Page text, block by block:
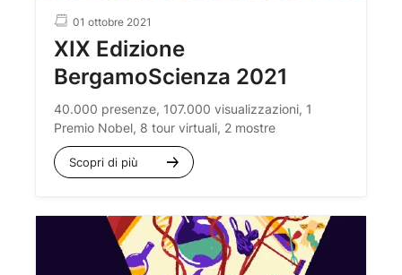
01 ottobre 2021
XIX Edizione
BergamoScienza 2021
40.000 presenze, 107.000 visualizzazioni, 1
Premio Nobel, 8 tour virtuali, 2 mostre
Scopri di più